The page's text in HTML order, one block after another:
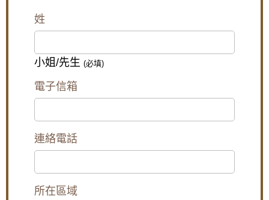
姓
小姐/先生 (必填)
電子信箱
連絡電話
所在區域